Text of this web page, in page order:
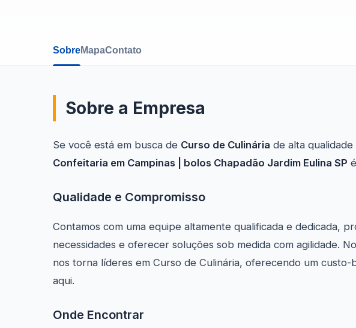
SobreMapaContato
Sobre a Empresa
Se você está em busca de Curso de Culinária de alta qualidade
Confeitaria em Campinas | bolos Chapadão Jardim Eulina SP
Qualidade e Compromisso
Contamos com uma equipe altamente qualificada e dedicada,
necessidades e oferecer soluções sob medida com agilidade.
nos torna líderes em Curso de Culinária, oferecendo um
aqui.
Onde Encontrar